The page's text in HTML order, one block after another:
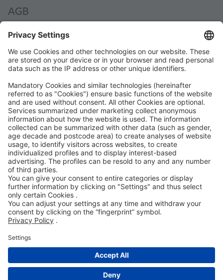
AGB
AEB
Code of Conduct
Accessibility Statement
ROWE SOCIAL
GECERTIFICEERD DOOR
WIJ ONDERSTEUNEN